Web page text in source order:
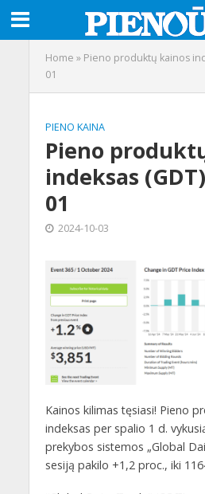
Home » Pieno produktų kainos
01
PIENO KAINA
Pieno
indeksas
01
2024-10-03
Kainos kilimas tęsiasi! Pieno
indeksas per spalio 1 d.
prekybos sistemos „Global
sesiją pakilo +1,2 proc., iki